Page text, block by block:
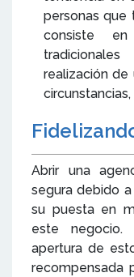
personas que
consiste
realización de
Abrir una
segura debido
su puesta en
este negocio.
apertura de
recompensada